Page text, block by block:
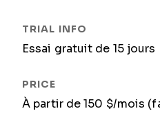
Essai gratuit de 15 jours
À partir de 150 $/mois